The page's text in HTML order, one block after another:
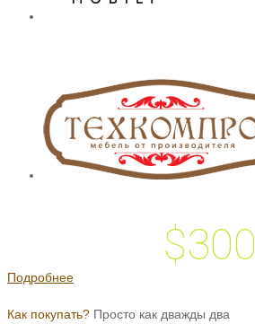
$300
Подробнее
Как покупать? Просто как дважды два